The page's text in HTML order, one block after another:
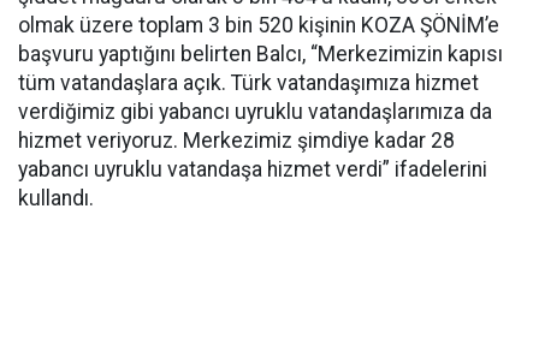
olmak üzere toplam 3 bin 520 kişinin KOZA ŞÖNİM’e
başvuru yaptığını belirten Balcı, “Merkezimizin kapısı
tüm vatandaşlara açık. Türk vatandaşımıza hizmet
verdiğimiz gibi yabancı uyruklu vatandaşlarımıza da
hizmet veriyoruz. Merkezimiz şimdiye kadar 28
yabancı uyruklu vatandaşa hizmet verdi” ifadelerini
kullandı.